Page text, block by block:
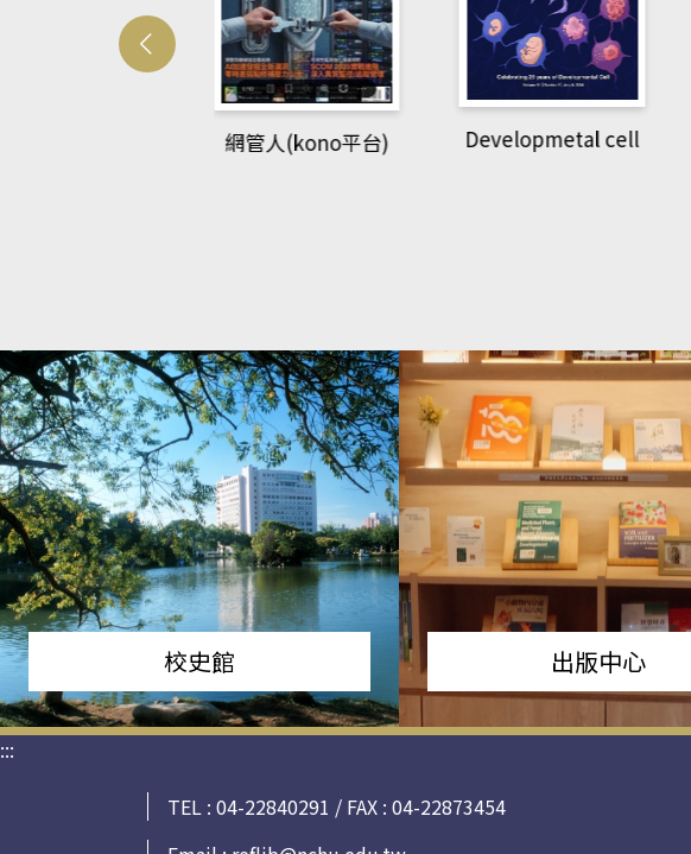
網管人(kono平台) Developmetal cell
校史館 出版中心
:::
TEL : 04-22840291 / FAX : 04-22873454